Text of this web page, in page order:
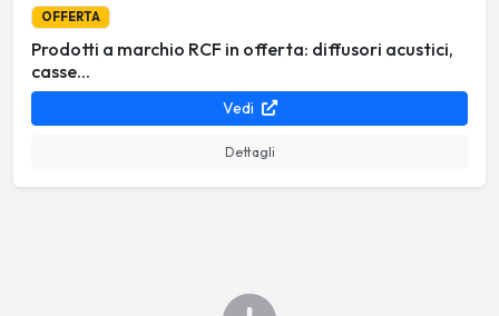
OFFERTA
Prodotti a marchio RCF in offerta: diffusori acustici,
casse...
Vedi
Dettagli